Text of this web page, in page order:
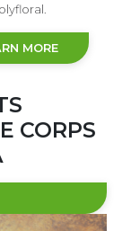
MORE
CORPS